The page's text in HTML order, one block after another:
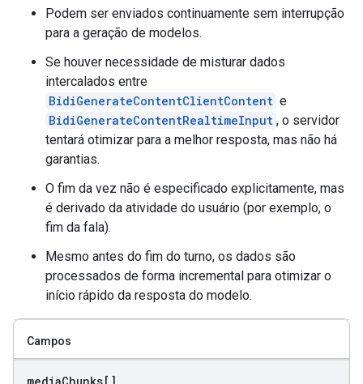
Podem ser enviados continuamente sem interrupção
para a geração de modelos.
Se houver necessidade de misturar dados
intercalados entre
BidiGenerateContentClientContent e
BidiGenerateContentRealtimeInput , o servidor
tentará otimizar para a melhor resposta, mas não há
garantias.
O fim da vez não é especificado explicitamente, mas
é derivado da atividade do usuário (por exemplo, o
fim da fala).
Mesmo antes do fim do turno, os dados são
processados de forma incremental para otimizar o
início rápido da resposta do modelo.
Campos